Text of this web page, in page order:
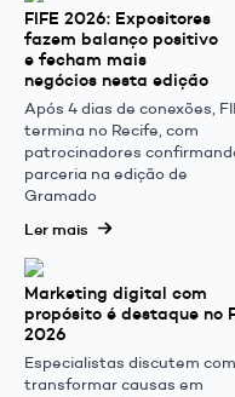
FIFE 2026: Expositores
fazem balanço positivo
e fecham mais
negócios nesta edição
Após 4 dias de conexões,
termina no Recife, com
patrocinadores
parceria na edição de
Gramado
Ler mais
Marketing digital com
propósito é destaque no
2026
Especialistas discutem
transformar causas em